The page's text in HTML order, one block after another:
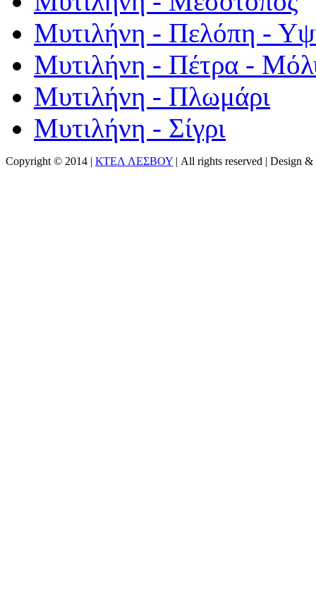
Μυτιλήνη - Πελόπη -
Μυτιλήνη - Πέτρα -
Μυτιλήνη - Πλωμάρι
Μυτιλήνη - Σίγρι
Copyright © 2014 | ΚΤΕΛ ΛΕΣΒΟΥ | All rights reserved | Design &